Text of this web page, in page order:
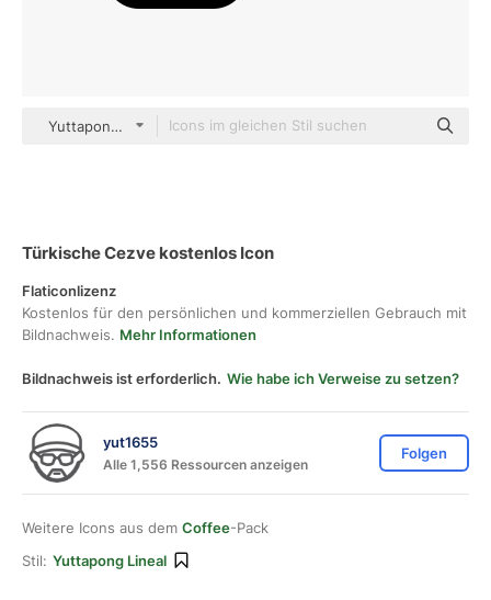
Yuttapong Lineal
Türkische Cezve kostenlos Icon
Flaticonlizenz
Kostenlos für den persönlichen und kommerziellen Gebrauch mit
Bildnachweis. Mehr Informationen
Bildnachweis ist erforderlich. Wie habe ich Verweise zu setzen?
yut1655
Alle 1,556 Ressourcen anzeigen
Folgen
Weitere Icons aus dem Coffee-Pack
Stil: Yuttapong Lineal